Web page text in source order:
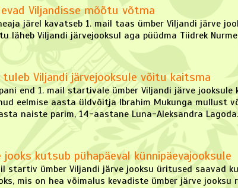
Viljandisse mõõtu võtma
järel kavatseb 1. mail taas ümber Viljandi järve
läheb Viljandi järvejooksul aga püüdma Tiidrek
Viljandi järvejooksule võitu kaitsma
end 1. mail startivale ümber Viljandi järve jooksule
eelmise aasta üldvõitja Ibrahim Mukunga mullust
naiste parim, 14-aastane Luna-Aleksandra Lagoda.
jooks kutsub pühapäeval künnipäevajooksule
startiv ümber Viljandi järve jooksu üritused saavad
mis on hea võimalus kevadiste ümber järve